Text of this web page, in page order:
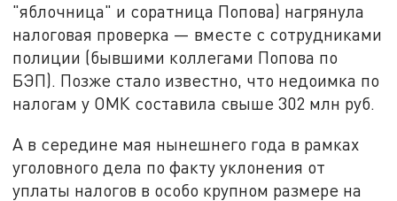
"яблочница" и соратница Попова) нагрянула
налоговая проверка — вместе с сотрудниками
полиции (бывшими коллегами Попова по
БЭП). Позже стало известно, что недоимка по
налогам у ОМК составила свыше 302 млн руб.
А в середине мая нынешнего года в рамках
уголовного дела по факту уклонения от
уплаты налогов в особо крупном размере на